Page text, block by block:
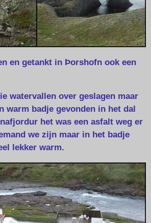
en getankt in Þorshofn ook een
watervallen over geslagen maar
warm badje gevonden in het dal
het was een asfalt weg er
we zijn maar in het badje
lekker warm.